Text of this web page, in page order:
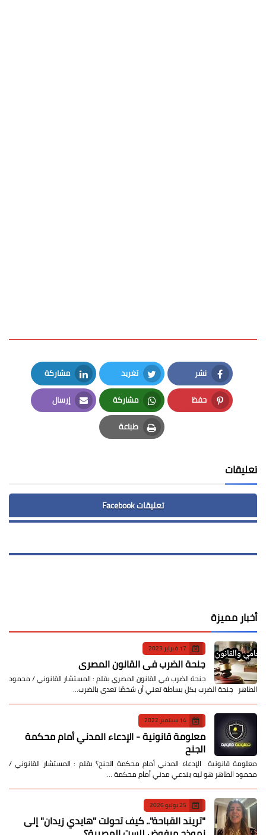
نشر
Facebook
تغريد
Twitter
مشاركة
LinkedIn
حفظ
Pinterest
مشاركة
Whatsapp
إرسال
Email
طباعة
Print
تعليقات
تعليقات Facebook
أخبار مميزة
17 فبراير 2023
جنحة الضرب في القانون المصري
جنحة الضرب في القانون المصري بقلم : المستشار القانوني / محمود
الطاهر جنحة الضرب بكل بساطة تعني أن شخصًا تعدى بالضرب…
14 سبتمبر 2022
معلومة قانونية - الإدعاء المدني أمام محكمة
الجنح
معلومة قانونية الإدعاء المدني أمام محكمة الجنح؟ بقلم : المستشار القانوني /
محمود الطاهر هو ليه بندعي مدني أمام محكمة …
25 يوليو 2026
​"تريند القباحة".. كيف تحولت "هايدي زيدان" إلى